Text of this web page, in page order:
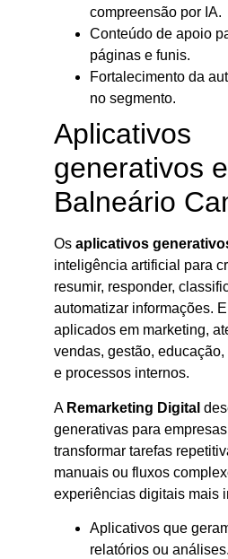
compreensão por IA.
Conteúdo de apoio
páginas e funis.
Fortalecimento da
no segmento.
Aplicativos
generativos
Balneário
Os aplicativos
inteligência artificial para
resumir, responder,
automatizar informações.
aplicados em marketing,
vendas, gestão,
e processos internos.
A Remarketing Digital
generativas para
transformar tarefas
manuais ou fluxos
experiências digitais mais
Aplicativos que
relatórios ou análises.